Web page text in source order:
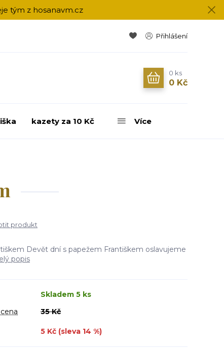
tým z hosanavm.cz
Přihlášení
0 ks
0 Kč
kazety za 10 Kč Více
produkt
Devět dní s papežem Františkem oslavujeme
popis
Skladem 5 ks
35 Kč
5 Kč (sleva 14 %)